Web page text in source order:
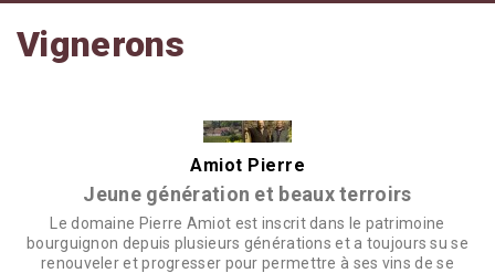
Vignerons
Amiot Pierre
Jeune génération et beaux terroirs
Le domaine Pierre Amiot est inscrit dans le patrimoine
bourguignon depuis plusieurs générations et a toujours su se
renouveler et progresser pour permettre à ses vins de se